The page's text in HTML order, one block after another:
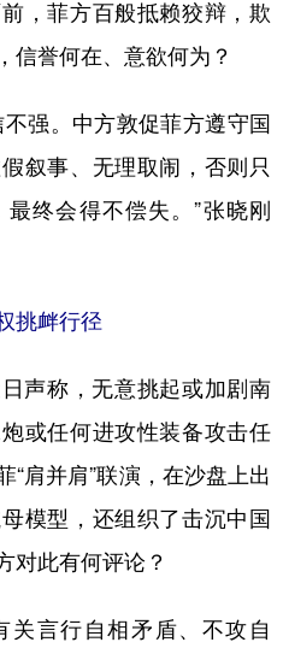
福建 江西
Français عربى
日本語 한국어
，菲方百般抵赖狡辩，欺
信誉何在、意欲何为？
强。中方敦促菲方遵守国
叙事、无理取闹，否则只
终会得不偿失。”张晓刚
挑衅行径
称，无意挑起或加剧南
或任何进攻性装备攻击任
“肩并肩”联演，在沙盘上出
模型，还组织了击沉中国
对此有何评论？
言行自相矛盾、不攻自